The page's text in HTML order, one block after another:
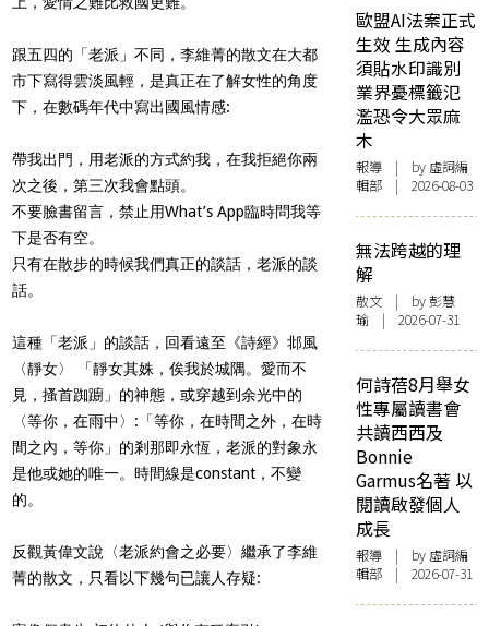
跟五四的「老派」不同，李維菁的散文在大都
市下寫得雲淡風輕，是真正在了解女性的角度
下，在數碼年代中寫出國風情感:
帶我出門，用老派的方式約我，在我拒絕你兩
次之後，第三次我會點頭。
不要臉書留言，禁止用What’s App臨時問我等
下是否有空。
只有在散步的時候我們真正的談話，老派的談
話。
這種「老派」的談話，回看遠至《詩經》邶風
〈靜女〉 「靜女其姝，俟我於城隅。愛而不
見，搔首踟躕」的神態，或穿越到余光中的
〈等你，在雨中〉:「等你，在時間之外，在時
間之內，等你」的剎那即永恆，老派的對象永
是他或她的唯一。時間線是constant，不變
的。
反觀黃偉文說〈老派約會之必要〉繼承了李維
菁的散文，只看以下幾句已讓人存疑:
歐盟AI法案正式
生效 生成內容
須貼水印識別
業界憂標籤氾
濫恐令大眾麻
木
報導 | by 虛詞編
輯部 | 2026-08-03
無法跨越的理
解
散文 | by 彭慧
瑜 | 2026-07-31
何詩蓓8月舉女
性專屬讀書會
共讀西西及
Bonnie
Garmus名著 以
閱讀啟發個人
成長
報導 | by 虛詞編
輯部 | 2026-07-31